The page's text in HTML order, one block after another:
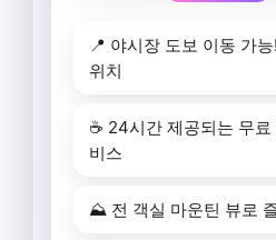
📍 야시장 도보 이동 가
위치
☕ 24시간 제공되는 무
비스
⛰️ 전 객실 마운틴 뷰로